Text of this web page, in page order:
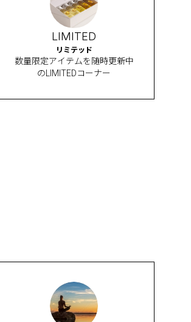
LIMITED
リミテッド
数量限定アイテムを随時更新中
のLIMITEDコーナー